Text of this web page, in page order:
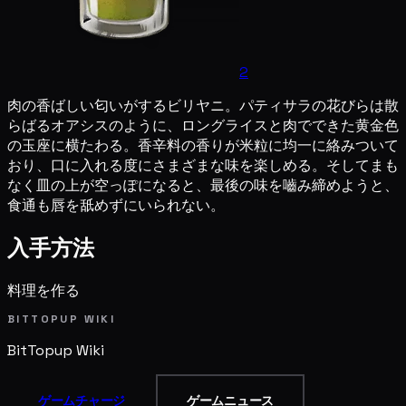
2
肉の香ばしい匂いがするビリヤニ。パティサラの花びらは散
らばるオアシスのように、ロングライスと肉でできた黄金色
の玉座に横たわる。香辛料の香りが米粒に均一に絡みついて
おり、口に入れる度にさまざまな味を楽しめる。そしてまも
なく皿の上が空っぽになると、最後の味を嚙み締めようと、
食通も唇を舐めずにいられない。
入手方法
料理を作る
BITTOPUP WIKI
BitTopup Wiki
ゲームチャージ ゲームニュース